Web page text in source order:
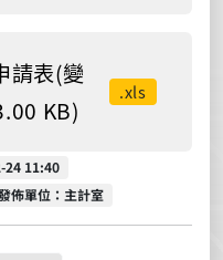
請表(變
KB)
.xls
24 11:40
佈單位
佈單位：主計室